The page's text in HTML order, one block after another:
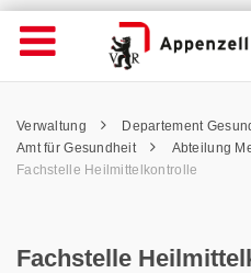
Fachstelle
Wichtige
Seiten
Home
Inhalt
Kontakt
Sitemap
Navigation
Inhalt
Pfadnavigation
Verwaltung
Departement
Amt für Gesundheit
Abteilung
Fachstelle Heilmittelkontrolle
Fachstelle